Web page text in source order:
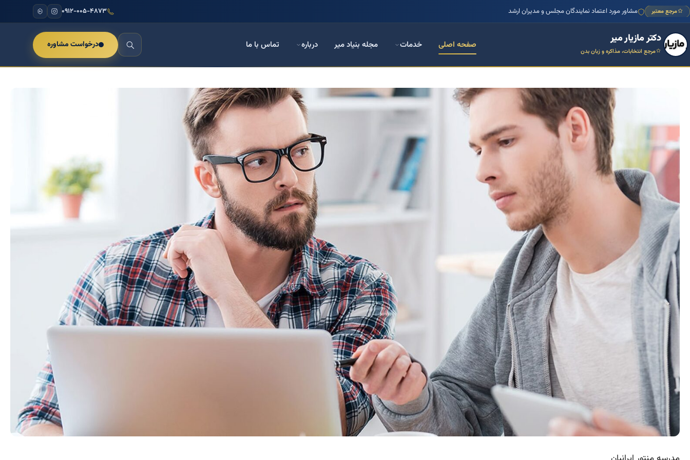
مرجع معتبر مشاور مورد اعتماد نمایندگان مجلس و مدیران ارشد ۰۹۱۲-۰۰۵-۴۸۷۳
دکتر مازیار میر
مرجع انتخابات، مذاکره و زبان بدن
صفحه اصلی خدمات مجله بنیاد میر درباره تماس با ما درخواست مشاوره